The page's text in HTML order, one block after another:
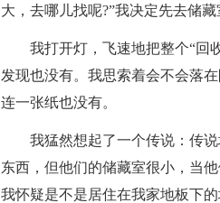
大，去哪儿找呢?”我决定先去储藏
我打开灯，飞速地把整个“回收
发现也没有。我思索着会不会落
连一张纸也没有。
我猛然想起了一个传说：传说
东西，但他们的储藏室很小，当
我怀疑是不是居住在我家地板下